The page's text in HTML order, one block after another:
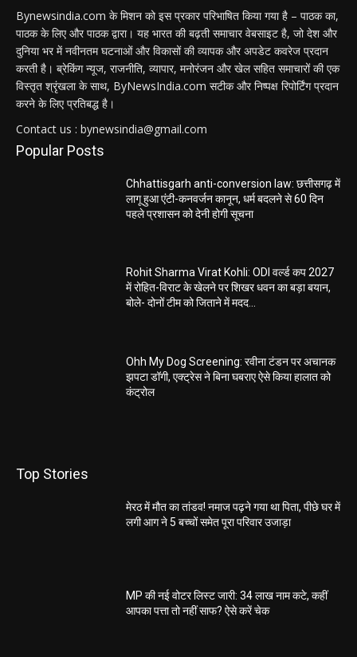
Bynewsindia.com के मिशन को इस प्रकार परिभाषित किया गया है – पाठक का,
पाठक के लिए और पाठक द्वारा। यह भारत की बढ़ती समाचार वेबसाइट है, जो देश और
दुनिया भर में नवीनतम घटनाओं और विकासों की व्यापक और अपडेट कवरेज प्रदान
करती है। ब्रेकिंग न्यूज, राजनीति, व्यापार, मनोरंजन और खेल सहित समाचारों की एक
विस्तृत श्रृंखला के साथ, ByNewsIndia.com सटीक और निष्पक्ष रिपोर्टिंग प्रदान
करने के लिए प्रतिबद्ध है।
Contact us : bynewsindia@gmail.com
Popular Posts
Chhattisgarh anti-conversion law: छत्तीसगढ़ में
लागू हुआ एंटी-कनवर्जन कानून, धर्म बदलने से 60 दिन
पहले प्रशासन को देनी होगी सूचना
Rohit Sharma Virat Kohli: ODI वर्ल्ड कप 2027
में रोहित-विराट के खेलने पर शिखर धवन का बड़ा बयान,
बोले- दोनों टीम को जिताने में मदद...
Ohh My Dog Screening: रवीना टंडन पर अचानक
झपटा डॉगी, एक्ट्रेस ने बिना घबराए ऐसे किया हालात को
कंट्रोल
Top Stories
मेरठ में मौत का तांडव! नमाज पढ़ने गया था पिता, पीछे घर में
लगी आग ने 5 बच्चों समेत पूरा परिवार उजाड़ा
MP की नई वोटर लिस्ट जारी: 34 लाख नाम कटे, कहीं
आपका पत्ता तो नहीं साफ? ऐसे करें चेक